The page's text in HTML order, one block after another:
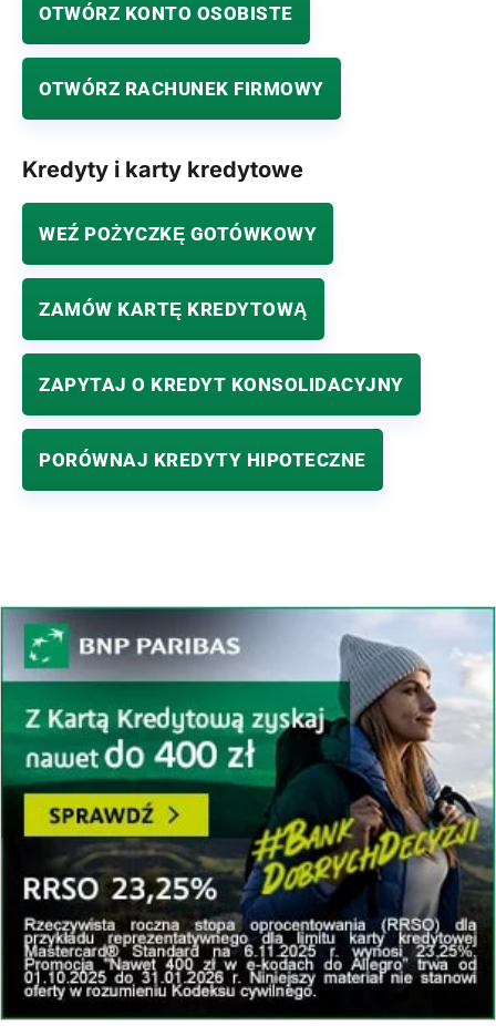
OTWÓRZ KONTO OSOBISTE
OTWÓRZ RACHUNEK FIRMOWY
Kredyty i karty kredytowe
WEŹ POŻYCZKĘ GOTÓWKOWY
ZAMÓW KARTĘ KREDYTOWĄ
ZAPYTAJ O KREDYT KONSOLIDACYJNY
PORÓWNAJ KREDYTY HIPOTECZNE